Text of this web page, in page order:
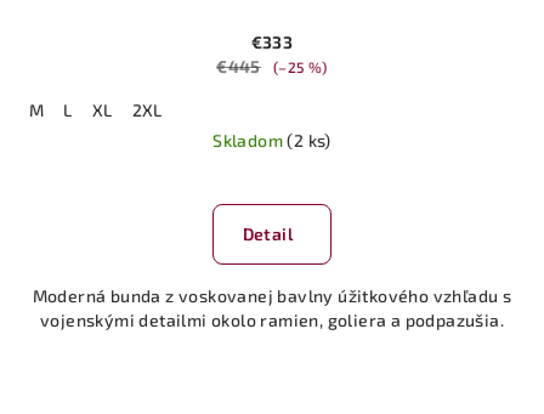
€333
€445
(–25 %)
M L XL
2XL
Skladom(2 ks)
Detail
Moderná bunda z voskovanej bavlny úžitkového vzhľadu s
vojenskými detailmi okolo ramien, goliera a podpazušia.